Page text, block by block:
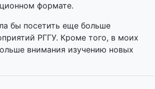
формате.
бы посетить еще больше
РГГУ. Кроме того, в моих
внимания изучению новых